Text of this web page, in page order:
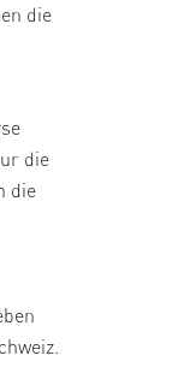
die
die
die